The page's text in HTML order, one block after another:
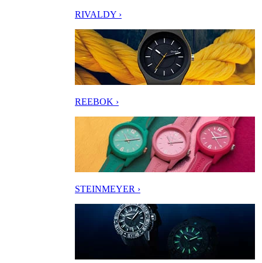
RIVALDY ›
REEBOK ›
STEINMEYER ›